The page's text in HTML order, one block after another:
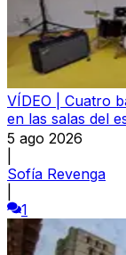
VÍDEO | Cuatro
en las salas del
5 ago 2026
Sofía Revenga
1